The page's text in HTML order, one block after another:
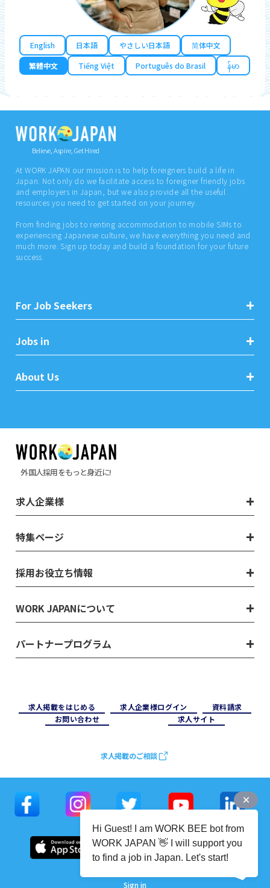
English 日本語 やさしい日本語
简体中文
繁體中文
Tiếng Việt Português do Brasil န်မာ
Believe, Aspire, Get Hired
At WORK JAPAN our mission is to help foreigners build a life in
Japan. Not only do we facilitate access to foreigner friendly jobs
and employers in Japan, but we also provide all the useful
resources you need to get started on your journey.
From finding jobs to renting accommodation to mobile SIMs to
experiencing Japanese culture, we have everything you need and
much more. Sign up today and build a foundation for your future
success.
For Job Seekers
Jobs in
About Us
外国人採用をもっと身近に!
求人企業様
特集ページ
採用お役立ち情報
WORK JAPANについて
パートナープログラム
求⼈掲載をはじめる 求⼈企業様ログイン
資料請求
お問い合わせ
求⼈サイト
求人掲載のご相談
Sign in
Hi Guest! I am WORK BEE bot from
WORK JAPAN 👋 I will support you
to find a job in Japan. Let's start!